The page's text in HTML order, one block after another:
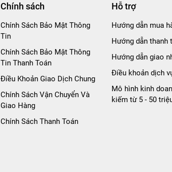
Chính sách
Chính Sách Bảo Mật Thông
Tin
Chính Sách Bảo Mật Thông
Tin Thanh Toán
Điều Khoản Giao Dịch Chung
Chính Sách Vận Chuyển Và
Giao Hàng
Chính Sách Thanh Toán
Hỗ trợ
Hướng dẫn mua
Hướng dẫn thanh
Hướng dẫn giao
Điều khoản dịch
Mô hình kinh
kiếm từ 5 - 50